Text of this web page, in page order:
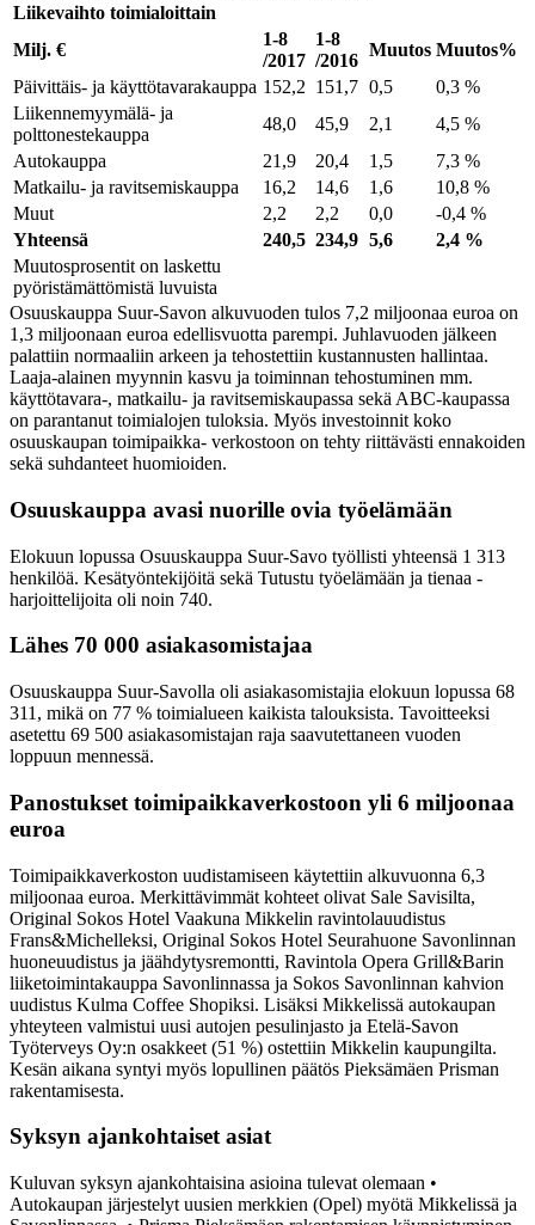
Liikevaihto toimialoittain
Milj. €
1-8
/2017
1-8
/2016
Muutos Muutos%
Päivittäis- ja käyttötavarakauppa 152,2 151,7 0,5
0,3 %
Liikennemyymälä- ja
polttonestekauppa
48,0 45,9 2,1
4,5 %
Autokauppa
21,9 20,4 1,5
7,3 %
Matkailu- ja ravitsemiskauppa
16,2 14,6 1,6
10,8 %
Muut
2,2 2,2 0,0
-0,4 %
Yhteensä
240,5 234,9 5,6
2,4 %
Muutosprosentit on laskettu
pyöristämättömistä luvuista
Osuuskauppa Suur-Savon alkuvuoden tulos 7,2 miljoonaa euroa on
1,3 miljoonaan euroa edellisvuotta parempi. Juhlavuoden jälkeen
palattiin normaaliin arkeen ja tehostettiin kustannusten hallintaa.
Laaja-alainen myynnin kasvu ja toiminnan tehostuminen mm.
käyttötavara-, matkailu- ja ravitsemiskaupassa sekä ABC-kaupassa
on parantanut toimialojen tuloksia. Myös investoinnit koko
osuuskaupan toimipaikka- verkostoon on tehty riittävästi ennakoiden
sekä suhdanteet huomioiden.
Osuuskauppa avasi nuorille ovia työelämään
Elokuun lopussa Osuuskauppa Suur-Savo työllisti yhteensä 1 313
henkilöä. Kesätyöntekijöitä sekä Tutustu työelämään ja tienaa -
harjoittelijoita oli noin 740.
Lähes 70 000 asiakasomistajaa
Osuuskauppa Suur-Savolla oli asiakasomistajia elokuun lopussa 68
311, mikä on 77 % toimialueen kaikista talouksista. Tavoitteeksi
asetettu 69 500 asiakasomistajan raja saavutettaneen vuoden
loppuun mennessä.
Panostukset toimipaikkaverkostoon yli 6 miljoonaa
euroa
Toimipaikkaverkoston uudistamiseen käytettiin alkuvuonna 6,3
miljoonaa euroa. Merkittävimmät kohteet olivat Sale Savisilta,
Original Sokos Hotel Vaakuna Mikkelin ravintolauudistus
Frans&Michelleksi, Original Sokos Hotel Seurahuone Savonlinnan
huoneuudistus ja jäähdytysremontti, Ravintola Opera Grill&Barin
liiketoimintakauppa Savonlinnassa ja Sokos Savonlinnan kahvion
uudistus Kulma Coffee Shopiksi. Lisäksi Mikkelissä autokaupan
yhteyteen valmistui uusi autojen pesulinjasto ja Etelä-Savon
Työterveys Oy:n osakkeet (51 %) ostettiin Mikkelin kaupungilta.
Kesän aikana syntyi myös lopullinen päätös Pieksämäen Prisman
rakentamisesta.
Syksyn ajankohtaiset asiat
Kuluvan syksyn ajankohtaisina asioina tulevat olemaan •
Autokaupan järjestelyt uusien merkkien (Opel) myötä Mikkelissä ja